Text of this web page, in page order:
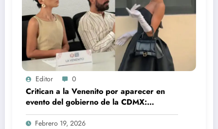
Editor 0
Critican a la Venenito por aparecer en
evento del gobierno de la CDMX:
“Parece una broma”
Febrero 19, 2026